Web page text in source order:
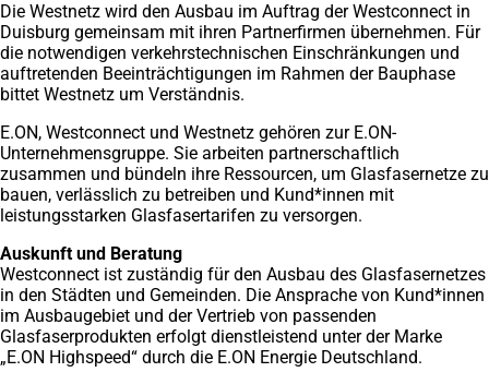
Die Westnetz wird den Ausbau im Auftrag der Westconnect in
Duisburg gemeinsam mit ihren Partnerfirmen übernehmen. Für
die notwendigen verkehrstechnischen Einschränkungen und
auftretenden Beeinträchtigungen im Rahmen der Bauphase
bittet Westnetz um Verständnis.
E.ON, Westconnect und Westnetz gehören zur E.ON-
Unternehmensgruppe. Sie arbeiten partnerschaftlich
zusammen und bündeln ihre Ressourcen, um Glasfasernetze zu
bauen, verlässlich zu betreiben und Kund*innen mit
leistungsstarken Glasfasertarifen zu versorgen.
Auskunft und Beratung
Westconnect ist zuständig für den Ausbau des Glasfasernetzes
in den Städten und Gemeinden. Die Ansprache von Kund*innen
im Ausbaugebiet und der Vertrieb von passenden
Glasfaserprodukten erfolgt dienstleistend unter der Marke
„E.ON Highspeed“ durch die E.ON Energie Deutschland.